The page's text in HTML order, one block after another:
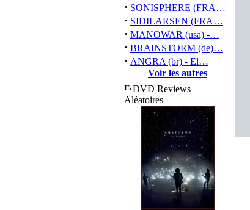
· SONISPHERE (FRA…
· SIDILARSEN (FRA…
· MANOWAR (usa) -…
· BRAINSTORM (de)…
· ANGRA (br) - El…
Voir les autres
DVD Reviews
Aléatoires